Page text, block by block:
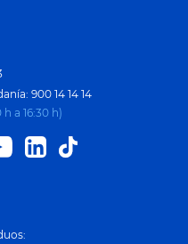
900 14 14 14
a 16:30 h)